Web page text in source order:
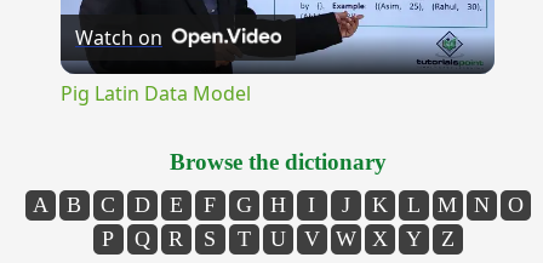
Video
Watch on
Pig Latin Data Model
Browse the dictionary
A B C D E F G H I J K L M N
O
P
Q R S T U V W X Y Z